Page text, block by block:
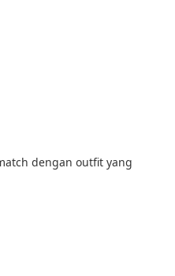
dengan outfit yang